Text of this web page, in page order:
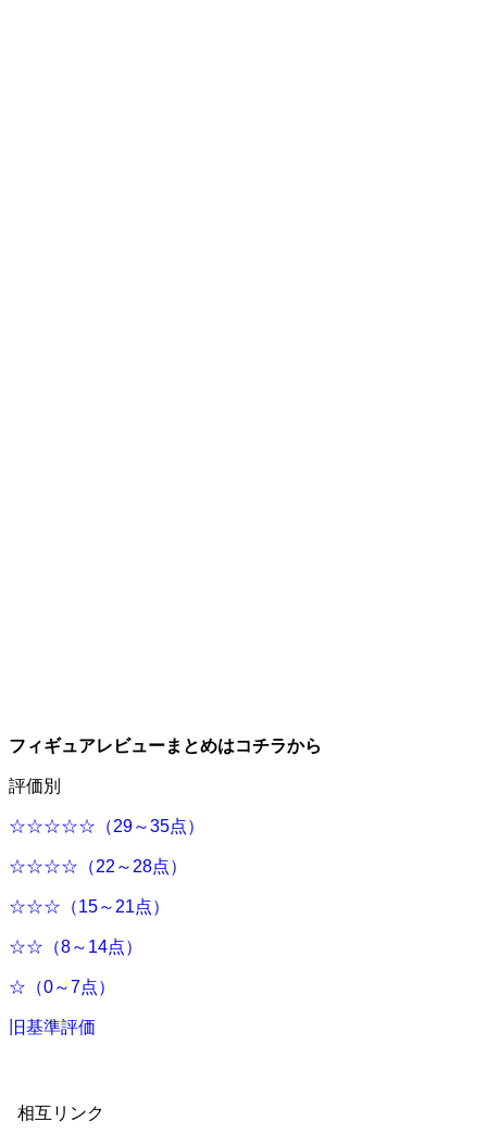
フィギュアレビューまとめはコチラから
評価別
☆☆☆☆☆（29～35点）
☆☆☆☆（22～28点）
☆☆☆（15～21点）
☆☆（8～14点）
☆（0～7点）
旧基準評価
相互リンク